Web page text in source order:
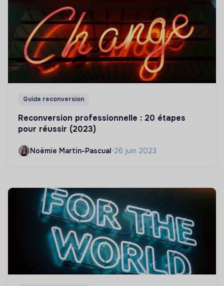
Guide reconversion
Reconversion professionnelle : 20 étapes
pour réussir (2023)
Noëmie Martin-Pascual•26 juin 2023